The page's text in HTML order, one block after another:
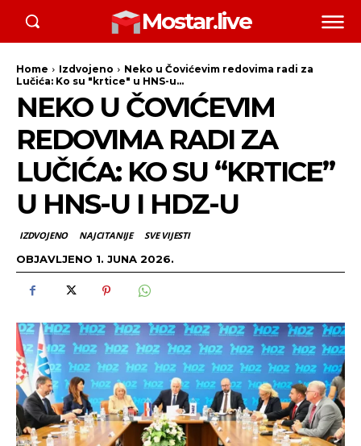
Mostar.live
Home Izdvojeno
Neko u Čovićevim redovima radi za
Lučića: Ko su "krtice" u HNS-u...
NEKO U ČOVIĆEVIM
REDOVIMA RADI ZA
LUČIĆA: KO SU “KRTICE”
U HNS-U I HDZ-U
IZDVOJENO NAJCITANIJE SVE VIJESTI
OBJAVLJENO 1. JUNA 2026.